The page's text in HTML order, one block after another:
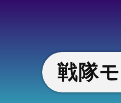
戦隊